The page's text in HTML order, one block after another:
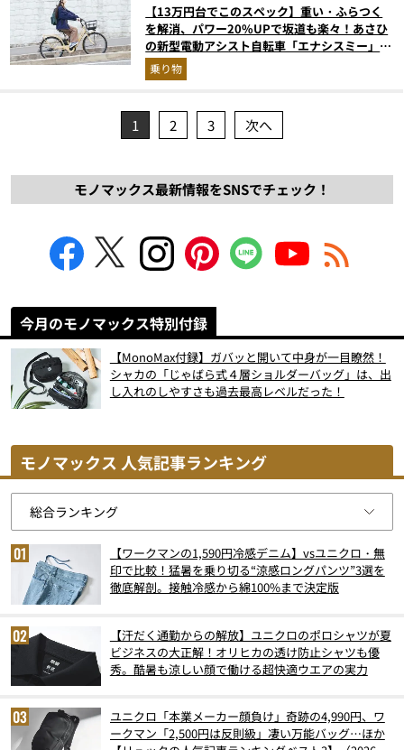
【13万円台でこのスペック】重い・ふらつく
を解消、パワー20%UPで坂道も楽々！あさひ
の新型電動アシスト自転車「エナシスミー」が
優秀すぎる
乗り物
1 2 3 次へ
モノマックス最新情報をSNSでチェック！
今月のモノマックス特別付録
【MonoMax付録】ガバッと開いて中身が一目瞭然！
シャカの「じゃばら式４層ショルダーバッグ」は、出
し入れのしやすさも過去最高レベルだった！
モノマックス 人気記事ランキング
【ワークマンの1,590円冷感デニム】vsユニクロ・無
印で比較！猛暑を乗り切る“涼感ロングパンツ”3選を
徹底解剖。接触冷感から綿100%まで決定版
【汗だく通勤からの解放】ユニクロのポロシャツが夏
ビジネスの大正解！オリヒカの透け防止シャツも優
秀。酷暑も涼しい顔で働ける超快適ウエアの実力
ユニクロ「本業メーカー顔負け」奇跡の4,990円、ワ
ークマン「2,500円は反則級」凄い万能バッグ…ほか